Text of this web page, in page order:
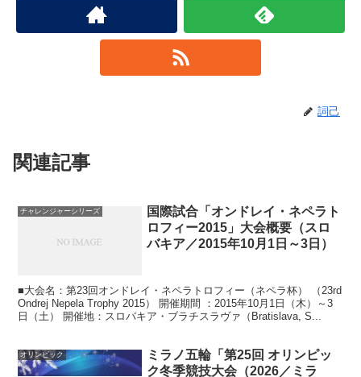
詞己
関連記事
チャレンジャーシリーズ
国際試合「オンドレイ・ネペラト
ロフィー2015」大会概要（スロ
バキア／2015年10月1日～3日）
■大会名：第23回オンドレイ・ネペラトロフィー（ネペラ杯） （23rd
Ondrej Nepela Trophy 2015） 開催期間 ：2015年10月1日（木）～3
日（土） 開催地：スロバキア・ブラチスラヴァ（Bratislava, S...
オリンピック
ミラノ五輪「第25回 オリンピッ
ク冬季競技大会（2026／ミラ